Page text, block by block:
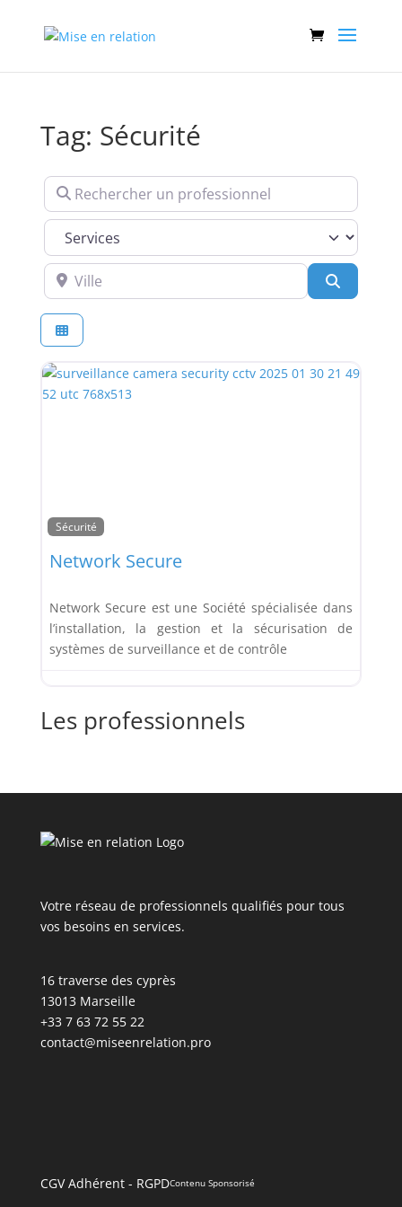
Tag: Sécurité
Rechercher un professionnel
Services
Ville
Sécurité
Network Secure
Network Secure est une Société spécialisée dans
l’installation, la gestion et la sécurisation de
systèmes de surveillance et de contrôle
Les professionnels
Votre réseau de professionnels qualifiés pour tous
vos besoins en services.
16 traverse des cyprès
13013 Marseille
+33 7 63 72 55 22
contact@miseenrelation.pro
CGV Adhérent- RGPDContenu Sponsorisé